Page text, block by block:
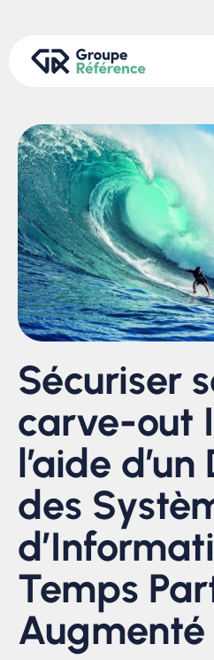
Sécuriser
carve-out
l’aide
des
Temps
Augmenté